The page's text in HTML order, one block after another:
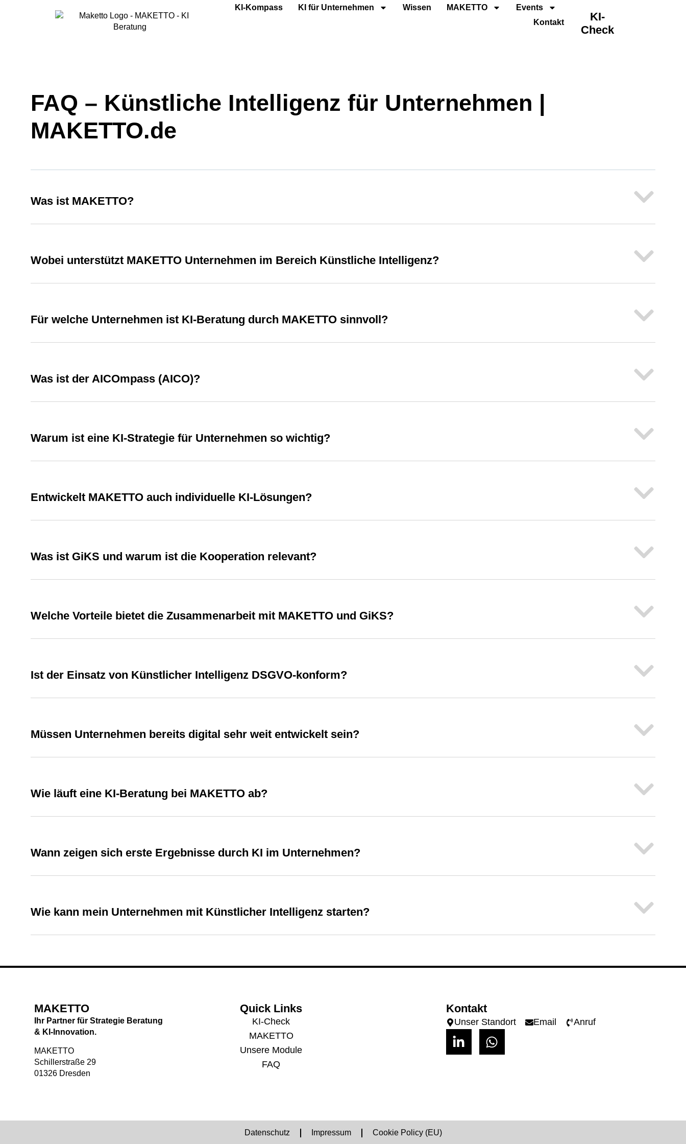
KI-Kompass KI für Unternehmen Wissen MAKETTO
Events
Kontakt
KI-
Check
FAQ – Künstliche Intelligenz für Unternehmen |
MAKETTO.de
Was ist MAKETTO?
Wobei unterstützt MAKETTO Unternehmen im Bereich Künstliche Intelligenz?
Für welche Unternehmen ist KI-Beratung durch MAKETTO sinnvoll?
Was ist der AICOmpass (AICO)?
Warum ist eine KI-Strategie für Unternehmen so wichtig?
Entwickelt MAKETTO auch individuelle KI-Lösungen?
Was ist GiKS und warum ist die Kooperation relevant?
Welche Vorteile bietet die Zusammenarbeit mit MAKETTO und GiKS?
Ist der Einsatz von Künstlicher Intelligenz DSGVO-konform?
Müssen Unternehmen bereits digital sehr weit entwickelt sein?
Wie läuft eine KI-Beratung bei MAKETTO ab?
Wann zeigen sich erste Ergebnisse durch KI im Unternehmen?
Wie kann mein Unternehmen mit Künstlicher Intelligenz starten?
MAKETTO
Ihr Partner für Strategie Beratung
& KI-Innovation.
MAKETTO
Schillerstraße 29
01326 Dresden
Quick Links
KI-Check
MAKETTO
Unsere Module
FAQ
Kontakt
Unser Standort Email Anruf
Datenschutz­ Impressum Cookie Policy (EU)